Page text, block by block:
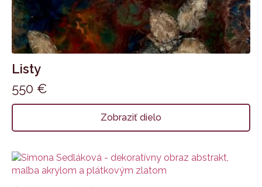
Listy
550 €
Zobraziť dielo